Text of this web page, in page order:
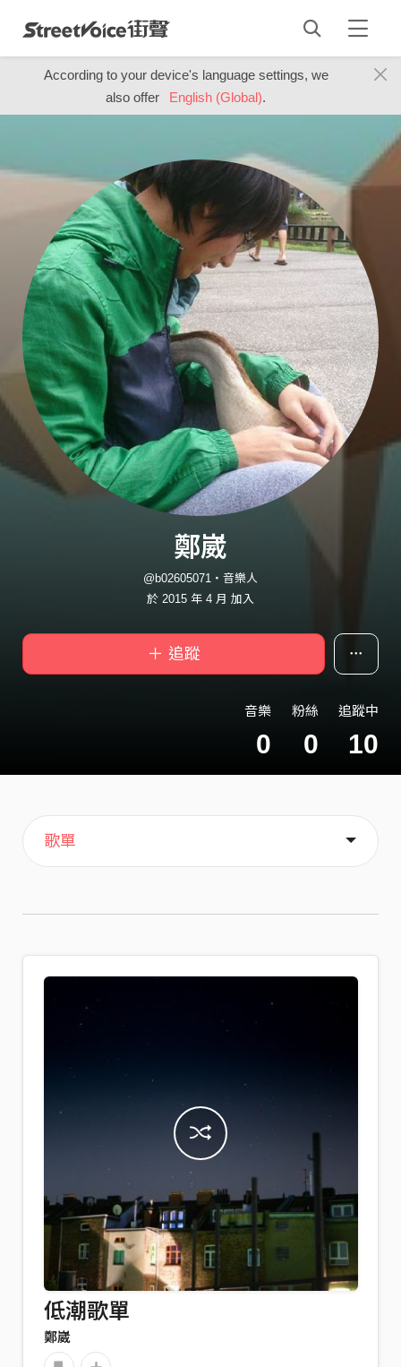
According to your device's language settings, we
also offer
English (Global).
鄭崴
@b02605071・音樂人
於 2015 年 4 月 加入
＋ 追蹤
音樂
0
粉絲
0
追蹤中
10
主頁
歌單
喜歡
關於
低潮歌單
鄭崴